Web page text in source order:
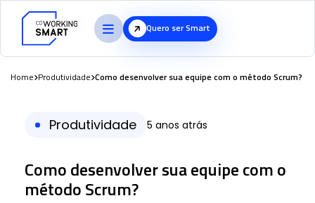
Quero ser Smart
Home Produtividade Como desenvolver sua equipe com o método Scrum?
Produtividade 5 anos atrás
Como desenvolver sua equipe com o
método Scrum?